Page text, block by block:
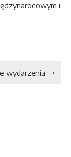
i
wydarzenia